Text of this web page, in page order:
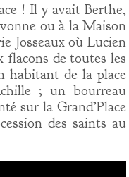
! Il y avait Berthe,
ou à la Maison
Josseaux où Lucien
flacons de toutes les
habitant de la place
; un bourreau
sur la Grand’Place
des saints au